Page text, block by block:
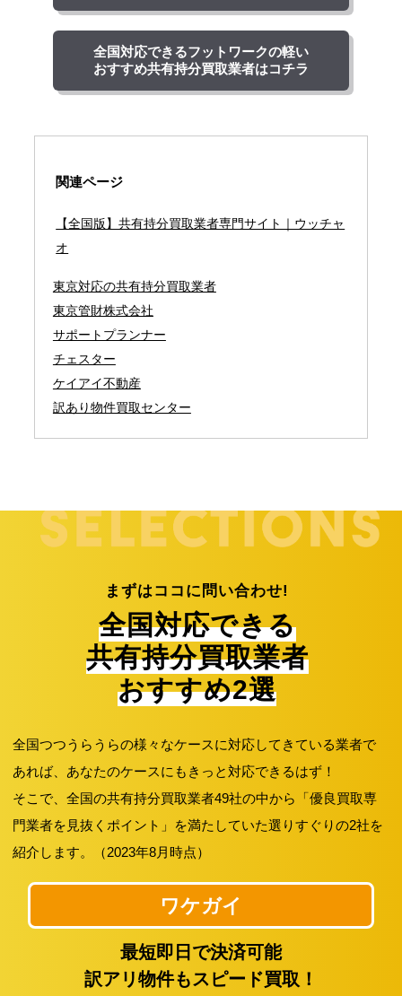
全国対応できるフットワークの軽い
おすすめ共有持分買取業者はコチラ
関連ページ
【全国版】共有持分買取業者専門サイト｜ウッチャ
オ
東京対応の共有持分買取業者
東京管財株式会社
サポートプランナー
チェスター
ケイアイ不動産
訳あり物件買取センター
まずはココに問い合わせ!
全国対応できる
共有持分買取業者
おすすめ2選
全国つつうらうらの様々なケースに対応してきている業者で
あれば、あなたのケースにもきっと対応できるはず！
そこで、全国の共有持分買取業者49社の中から「優良買取専
門業者を見抜くポイント」を満たしていた選りすぐりの2社を
紹介します。（2023年8月時点）
ワケガイ
最短即日で決済可能
訳アリ物件もスピード買取！